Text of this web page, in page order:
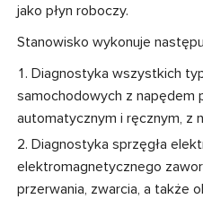
jako płyn roboczy.
Stanowisko wykonuje
Diagnostyka wszystkich
samochodowych z napędem
automatycznym i ręcznym, z
Diagnostyka sprzęgła
elektromagnetycznego
przerwania, zwarcia, a także